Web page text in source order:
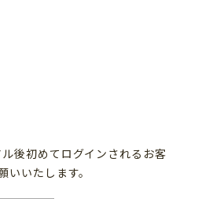
後初めてログインされるお客
いたします。